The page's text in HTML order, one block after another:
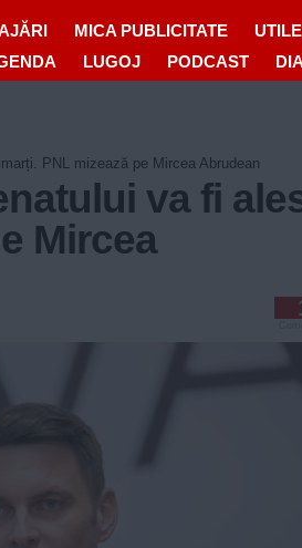
MICA PUBLICITATE UTILE
LUGOJ PODCAST
PNL mizează pe Mircea Abrudean
va fi
Mircea